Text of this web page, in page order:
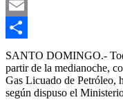
Gmail
Email
Compartir
SANTO DOMINGO.-
partir de la medianoche,
Gas Licuado de Petróleo,
según dispuso el